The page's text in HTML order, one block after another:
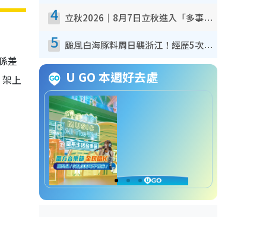
差
上
4 立秋2026｜8月7日立秋進入「多事之秋」 3件事唔做得！專家教6招開運 清枱頭／銀包納氣接好運
5 颱風白海豚料周日襲浙江！經歷5次「眼牆置換」極罕見 成登陸內地最長途颱風
U GO 本週好去處